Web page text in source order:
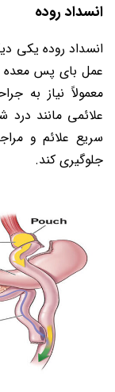
انسداد روده
انسداد روده یکی
عمل بای پس معده
معمولاً نیاز به
علائمی مانند
سریع علائم و
جلوگیری کند.